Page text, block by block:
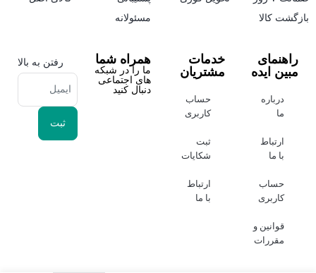
بازگشت کالا
مسئولانه
راهنمای
مبین ایده
درباره
ما
ارتباط
با ما
حساب
کاربری
قوانین و
مقررات
خدمات
مشتریان
حساب
کاربری
ثبت
شکایات
ارتباط
با ما
همراه شما
ما را در شبکه
های اجتماعی
دنبال کنید
رفتن به بالا